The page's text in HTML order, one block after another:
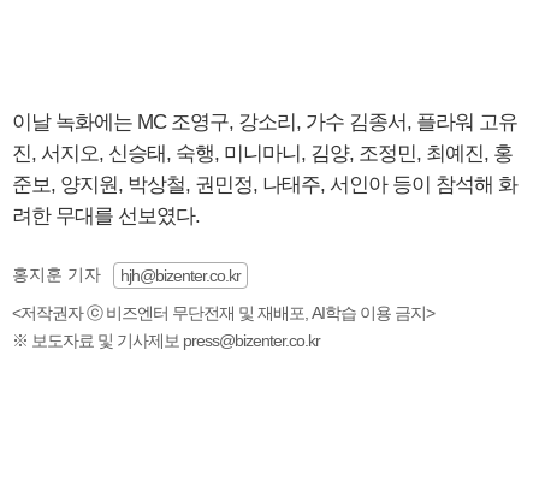
이날 녹화에는 MC 조영구, 강소리, 가수 김종서, 플라워 고유
진, 서지오, 신승태, 숙행, 미니마니, 김양, 조정민, 최예진, 홍
준보, 양지원, 박상철, 권민정, 나태주, 서인아 등이 참석해 화
려한 무대를 선보였다.
홍지훈 기자
hjh@bizenter.co.kr
<저작권자 ⓒ 비즈엔터 무단전재 및 재배포, AI학습 이용 금지>
※ 보도자료 및 기사제보 press@bizenter.co.kr